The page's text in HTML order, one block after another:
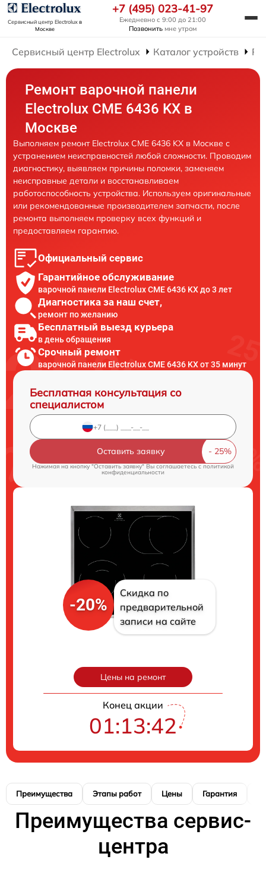
Сервисный центр Electroluxв
Москве
+7 (495) 023-41-97
Ежедневно с 9:00 до 21:00
Позвонить мне утром
Сервисный центр Electrolux Каталог устройств
Ремонт варочной панели
Electrolux CME 6436 KX в
Москве
Выполняем ремонт Electrolux CME 6436 KX в Москве с
устранением неисправностей любой сложности. Проводим
диагностику, выявляем причины поломки, заменяем
неисправные детали и восстанавливаем
работоспособность устройства. Используем оригинальные
или рекомендованные производителем запчасти, после
ремонта выполняем проверку всех функций и
предоставляем гарантию.
Официальный сервис
Гарантийное обслуживание
варочной панели Electrolux CME 6436 KX до 3 лет
Диагностика за наш счет,
ремонт по желанию
Бесплатный выезд курьера
в день обращения
Срочный ремонт
варочной панели Electrolux CME 6436 KX от 35 минут
Бесплатная консультация со
специалистом
Оставить заявку
Нажимая на кнопку "Оставить заявку" Вы соглашаетесь cполитикой
конфиденциальности
-20%
Скидка по
предварительной
записи на сайте
Цены на ремонт
Конец акции
01:13:41
Преимущества Этапы работ Цены Гарантия
Преимущества сервис-
центра